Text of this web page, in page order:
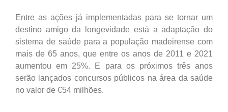
Entre as ações já implementadas para se tornar um
destino amigo da longevidade está a adaptação do
sistema de saúde para a população madeirense com
mais de 65 anos, que entre os anos de 2011 e 2021
aumentou em 25%. E para os próximos três anos
serão lançados concursos públicos na área da saúde
no valor de €54 milhões.